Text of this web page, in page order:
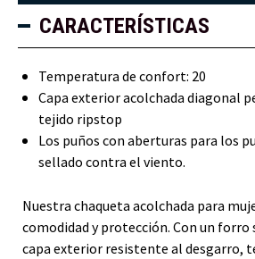
CARACTERÍSTICAS
Temperatura de confort: 20
Capa exterior acolchada diagonal
tejido ripstop
Los puños con aberturas para los
sellado contra el viento.
Nuestra chaqueta acolchada para
comodidad y protección. Con un forro
capa exterior resistente al desgarro,